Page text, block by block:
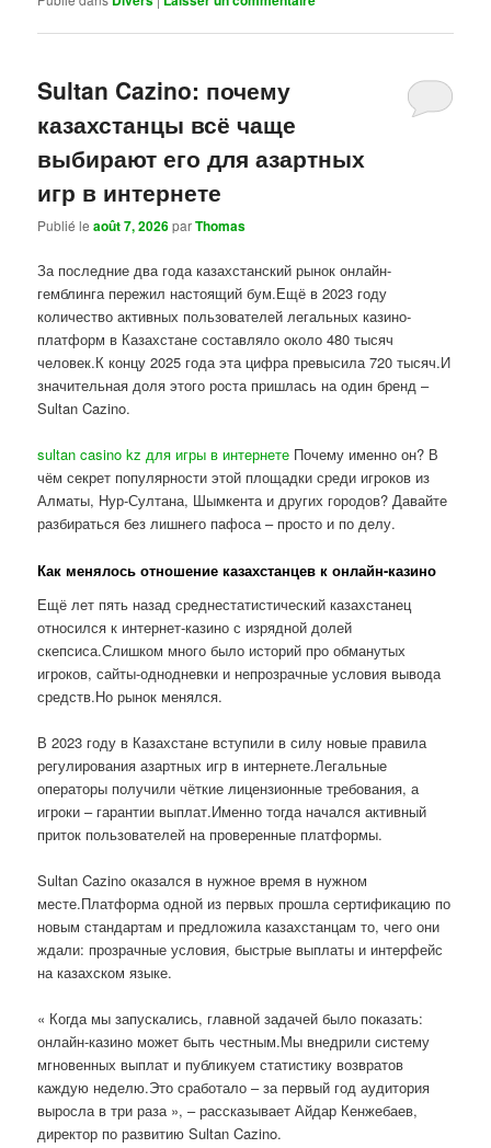
Sultan Cazino: почему
казахстанцы всё чаще
выбирают его для азартных
игр в интернете
Publié leaoût 7, 2026parThomas
За последние два года казахстанский рынок онлайн-
гемблинга пережил настоящий бум.Ещё в 2023 году
количество активных пользователей легальных казино-
платформ в Казахстане составляло около 480 тысяч
человек.К концу 2025 года эта цифра превысила 720 тысяч.И
значительная доля этого роста пришлась на один бренд –
Sultan Cazino.
sultan casino kz для игры в интернете Почему именно он? В
чём секрет популярности этой площадки среди игроков из
Алматы, Нур-Султана, Шымкента и других городов? Давайте
разбираться без лишнего пафоса – просто и по делу.
Как менялось отношение казахстанцев к онлайн-казино
Ещё лет пять назад среднестатистический казахстанец
относился к интернет-казино с изрядной долей
скепсиса.Слишком много было историй про обманутых
игроков, сайты-однодневки и непрозрачные условия вывода
средств.Но рынок менялся.
В 2023 году в Казахстане вступили в силу новые правила
регулирования азартных игр в интернете.Легальные
операторы получили чёткие лицензионные требования, а
игроки – гарантии выплат.Именно тогда начался активный
приток пользователей на проверенные платформы.
Sultan Cazino оказался в нужное время в нужном
месте.Платформа одной из первых прошла сертификацию по
новым стандартам и предложила казахстанцам то, чего они
ждали: прозрачные условия, быстрые выплаты и интерфейс
на казахском языке.
« Когда мы запускались, главной задачей было показать:
онлайн-казино может быть честным.Мы внедрили систему
мгновенных выплат и публикуем статистику возвратов
каждую неделю.Это сработало – за первый год аудитория
выросла в три раза », – рассказывает Айдар Кенжебаев,
директор по развитию Sultan Cazino.